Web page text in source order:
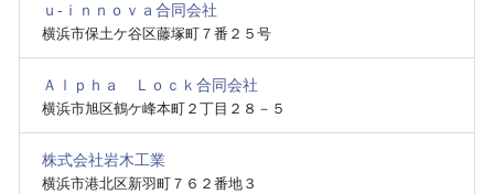
ｕ‐ｉｎｎｏｖａ合同会社
横浜市保土ケ谷区藤塚町７番２５号
Ａｌｐｈａ Ｌｏｃｋ合同会社
横浜市旭区鶴ケ峰本町２丁目２８－５
株式会社岩木工業
横浜市港北区新羽町７６２番地３